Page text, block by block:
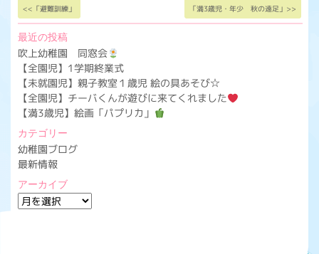
<<「避難訓練」 「満3歳児・年少 秋の遠足」>>
最近の投稿
吹上幼稚園 同窓会
【全園児】1学期終業式
【未就園児】親子教室１歳児 絵の具あそび☆
【全園児】チーバくんが遊びに来てくれました
【満3歳児】絵画「パプリカ」
カテゴリー
幼稚園ブログ
最新情報
アーカイブ
ア